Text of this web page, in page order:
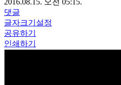
댓글
글자크기설정
공유하기
인쇄하기